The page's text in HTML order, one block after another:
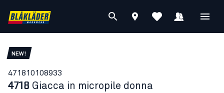
NEW!
471810108933
4718 Giacca in micropile donna